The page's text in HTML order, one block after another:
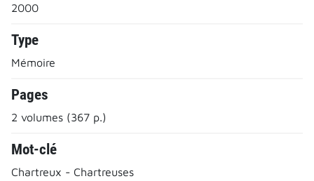
2000
Type
Mémoire
Pages
2 volumes (367 p.)
Mot-clé
Chartreux - Chartreuses